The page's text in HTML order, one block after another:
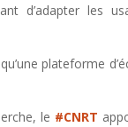
d’adapter les
plateforme
le #CNRT